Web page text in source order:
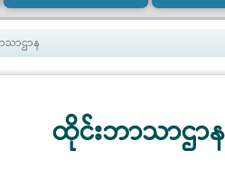
သာဌာန
ထိုင်းဘာသာဌာန